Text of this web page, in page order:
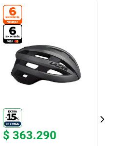
$ 363.290